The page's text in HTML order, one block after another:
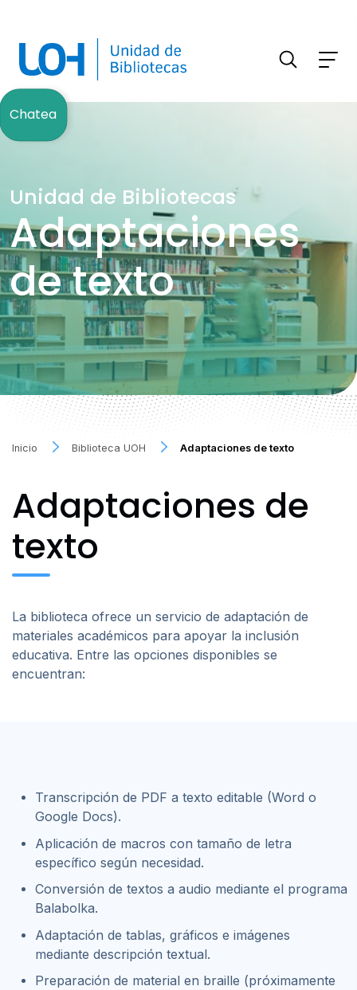
Unidad de Bibliotecas
Adaptaciones
de texto
Inicio Biblioteca UOH Adaptaciones de texto
Adaptaciones de
texto
La biblioteca ofrece un servicio de adaptación de
materiales académicos para apoyar la inclusión
educativa. Entre las opciones disponibles se
encuentran:
Transcripción de PDF a texto editable (Word o
Google Docs).
Aplicación de macros con tamaño de letra
específico según necesidad.
Conversión de textos a audio mediante el programa
Balabolka.
Adaptación de tablas, gráficos e imágenes
mediante descripción textual.
Preparación de material en braille (próximamente
Chatea